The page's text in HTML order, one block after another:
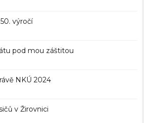
výročí
pod mou záštitou
NKÚ 2024
v Žirovnici